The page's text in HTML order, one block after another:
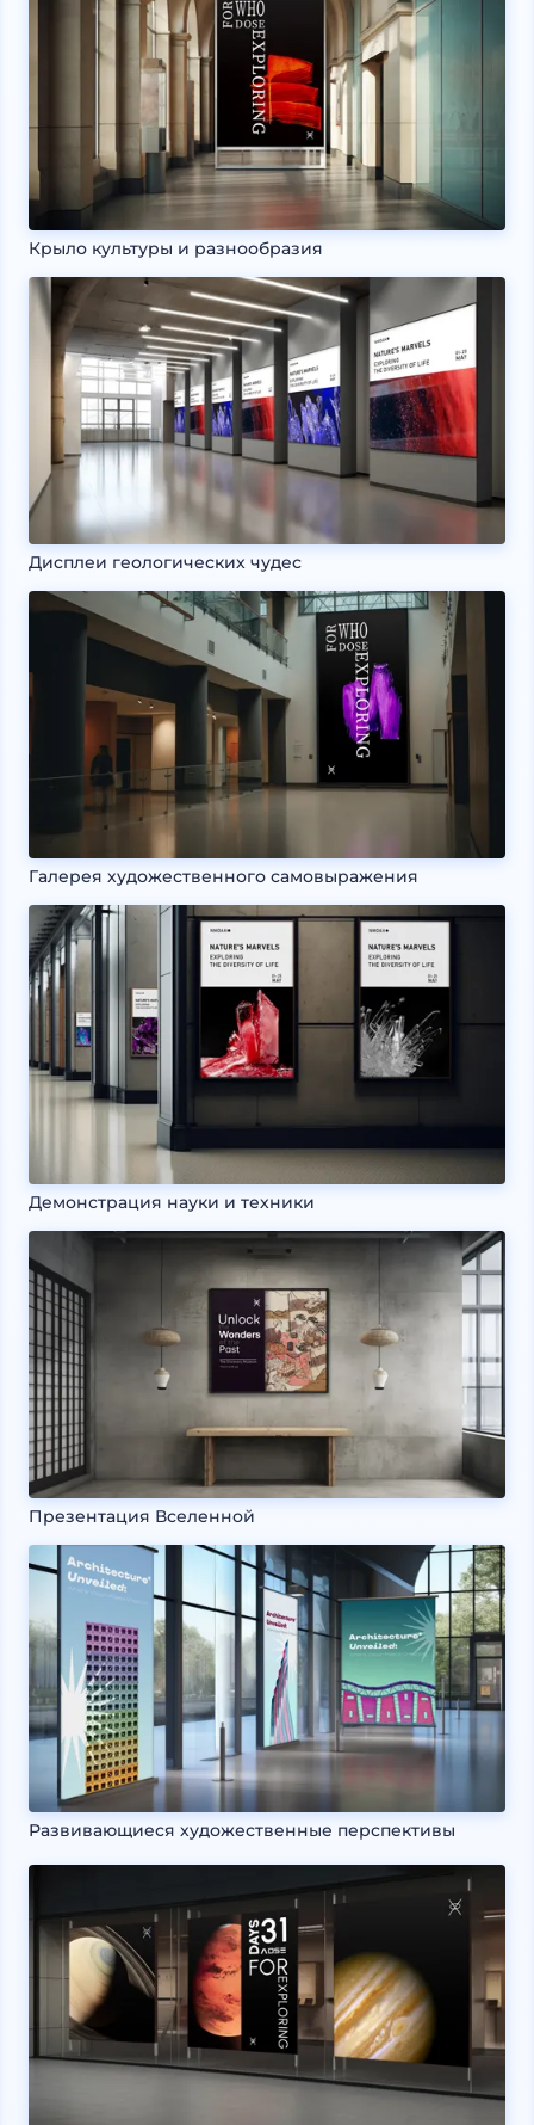
Крыло культуры и разнообразия
Дисплеи геологических чудес
Галерея художественного самовыражения
Демонстрация науки и техники
Презентация Вселенной
Развивающиеся художественные перспективы